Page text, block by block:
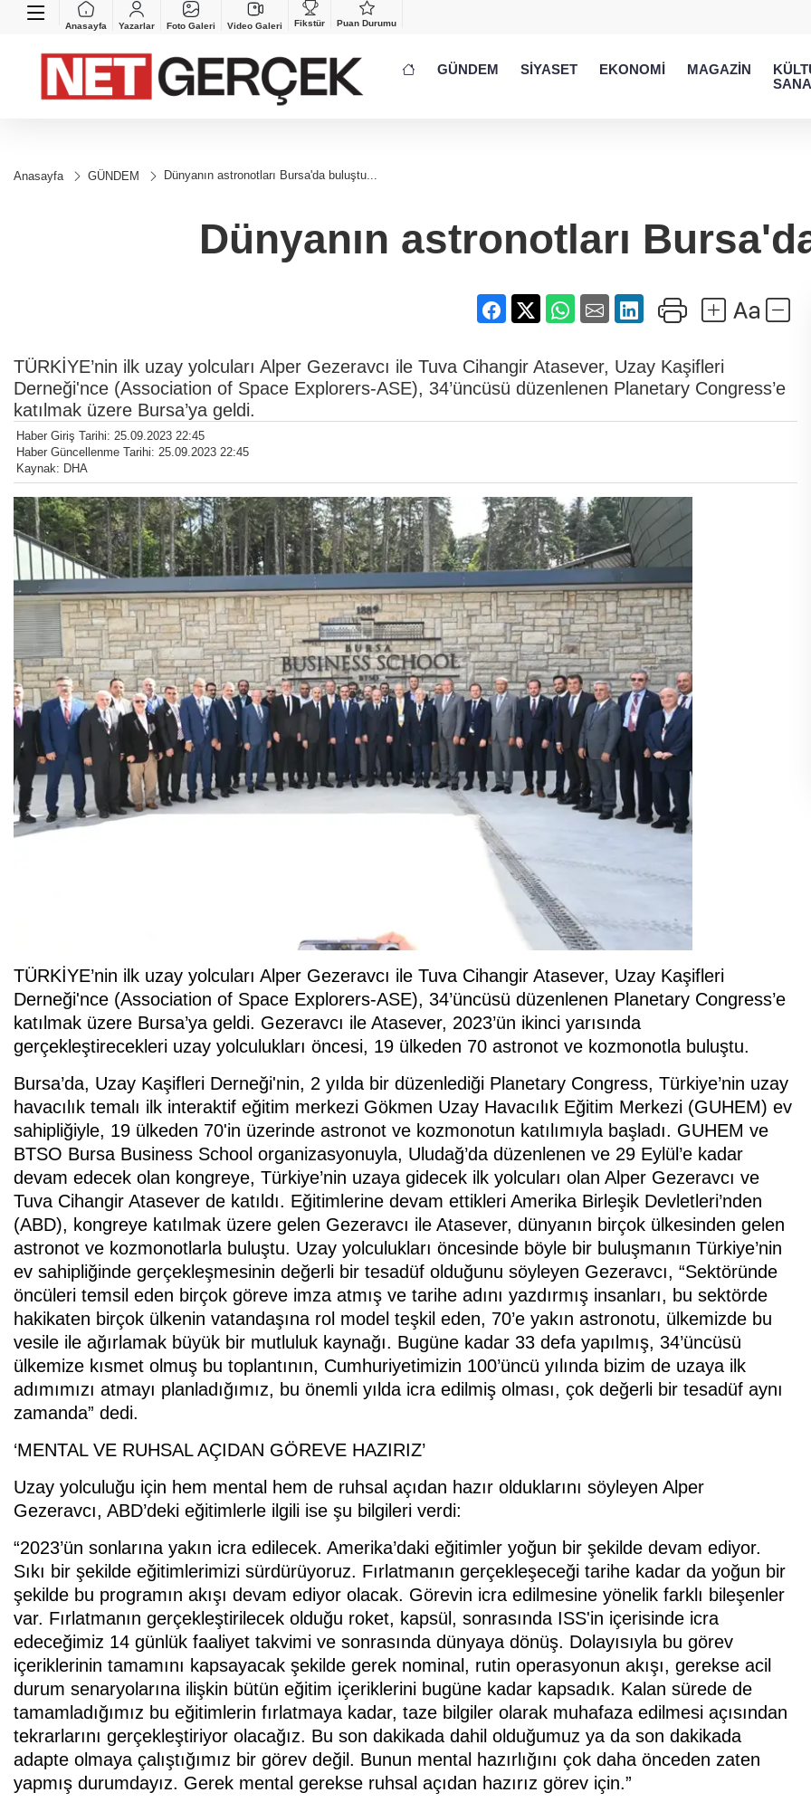
Anasayfa Yazarlar Foto Galeri Video Galeri Fikstür Puan Durumu
GÜNDEM SİYASET EKONOMİ MAGAZİN
Anasayfa GÜNDEM Dünyanın astronotları Bursa'da buluştu...
Dünyanın astronotları
TÜRKİYE’nin ilk uzay yolcuları Alper Gezeravcı ile Tuva Cihangir Atasever, Uzay Kaşifleri
Derneği'nce (Association of Space Explorers-ASE), 34’üncüsü düzenlenen Planetary Congress’e
katılmak üzere Bursa’ya geldi.
Haber Giriş Tarihi: 25.09.2023 22:45
Haber Güncellenme Tarihi: 25.09.2023 22:45
Kaynak: DHA
TÜRKİYE’nin ilk uzay yolcuları Alper Gezeravcı ile Tuva Cihangir Atasever, Uzay Kaşifleri
Derneği'nce (Association of Space Explorers-ASE), 34’üncüsü düzenlenen Planetary Congress’e
katılmak üzere Bursa’ya geldi. Gezeravcı ile Atasever, 2023’ün ikinci yarısında
gerçekleştirecekleri uzay yolculukları öncesi, 19 ülkeden 70 astronot ve kozmonotla buluştu.
Bursa’da, Uzay Kaşifleri Derneği'nin, 2 yılda bir düzenlediği Planetary Congress, Türkiye’nin uzay
havacılık temalı ilk interaktif eğitim merkezi Gökmen Uzay Havacılık Eğitim Merkezi (GUHEM) ev
sahipliğiyle, 19 ülkeden 70'in üzerinde astronot ve kozmonotun katılımıyla başladı. GUHEM ve
BTSO Bursa Business School organizasyonuyla, Uludağ’da düzenlenen ve 29 Eylül’e kadar
devam edecek olan kongreye, Türkiye’nin uzaya gidecek ilk yolcuları olan Alper Gezeravcı ve
Tuva Cihangir Atasever de katıldı. Eğitimlerine devam ettikleri Amerika Birleşik Devletleri’nden
(ABD), kongreye katılmak üzere gelen Gezeravcı ile Atasever, dünyanın birçok ülkesinden gelen
astronot ve kozmonotlarla buluştu. Uzay yolculukları öncesinde böyle bir buluşmanın Türkiye’nin
ev sahipliğinde gerçekleşmesinin değerli bir tesadüf olduğunu söyleyen Gezeravcı, “Sektöründe
öncüleri temsil eden birçok göreve imza atmış ve tarihe adını yazdırmış insanları, bu sektörde
hakikaten birçok ülkenin vatandaşına rol model teşkil eden, 70’e yakın astronotu, ülkemizde bu
vesile ile ağırlamak büyük bir mutluluk kaynağı. Bugüne kadar 33 defa yapılmış, 34’üncüsü
ülkemize kısmet olmuş bu toplantının, Cumhuriyetimizin 100’üncü yılında bizim de uzaya ilk
adımımızı atmayı planladığımız, bu önemli yılda icra edilmiş olması, çok değerli bir tesadüf aynı
zamanda” dedi.
‘MENTAL VE RUHSAL AÇIDAN GÖREVE HAZIRIZ’
Uzay yolculuğu için hem mental hem de ruhsal açıdan hazır olduklarını söyleyen Alper
Gezeravcı, ABD’deki eğitimlerle ilgili ise şu bilgileri verdi:
“2023’ün sonlarına yakın icra edilecek. Amerika’daki eğitimler yoğun bir şekilde devam ediyor.
Sıkı bir şekilde eğitimlerimizi sürdürüyoruz. Fırlatmanın gerçekleşeceği tarihe kadar da yoğun bir
şekilde bu programın akışı devam ediyor olacak. Görevin icra edilmesine yönelik farklı bileşenler
var. Fırlatmanın gerçekleştirilecek olduğu roket, kapsül, sonrasında ISS'in içerisinde icra
edeceğimiz 14 günlük faaliyet takvimi ve sonrasında dünyaya dönüş. Dolayısıyla bu görev
içeriklerinin tamamını kapsayacak şekilde gerek nominal, rutin operasyonun akışı, gerekse acil
durum senaryolarına ilişkin bütün eğitim içeriklerini bugüne kadar kapsadık. Kalan sürede de
tamamladığımız bu eğitimlerin fırlatmaya kadar, taze bilgiler olarak muhafaza edilmesi açısından
tekrarlarını gerçekleştiriyor olacağız. Bu son dakikada dahil olduğumuz ya da son dakikada
adapte olmaya çalıştığımız bir görev değil. Bunun mental hazırlığını çok daha önceden zaten
yapmış durumdayız. Gerek mental gerekse ruhsal açıdan hazırız görev için.”